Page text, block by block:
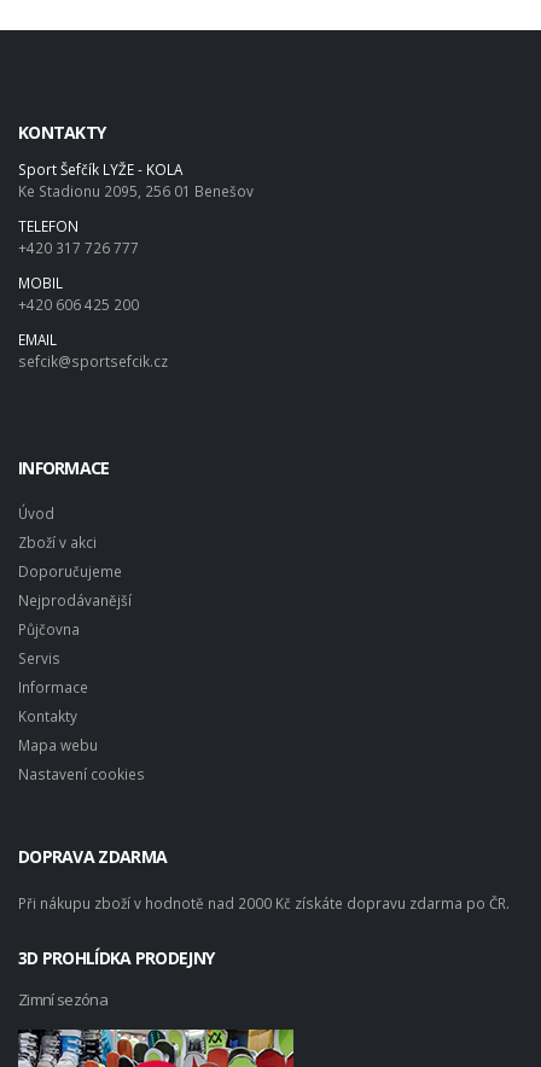
KONTAKTY
Sport Šefčík LYŽE - KOLA
Ke Stadionu 2095, 256 01 Benešov
TELEFON
+420 317 726 777
MOBIL
+420 606 425 200
EMAIL
sefcik@sportsefcik.cz
INFORMACE
Úvod
Zboží v akci
Doporučujeme
Nejprodávanější
Půjčovna
Servis
Informace
Kontakty
Mapa webu
Nastavení cookies
DOPRAVA ZDARMA
Při nákupu zboží v hodnotě nad 2000 Kč získáte dopravu zdarma po ČR.
3D PROHLÍDKA PRODEJNY
Zimní sezóna